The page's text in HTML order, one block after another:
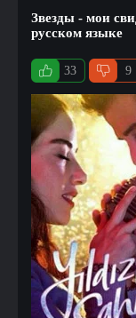
Звезды - мои
русском языке
33 9